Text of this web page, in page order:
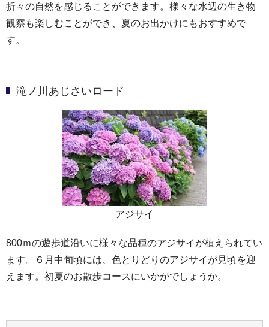
折々の自然を感じることができます。様々な水辺の生き物
観察も楽しむことができ、夏のお出かけにもおすすめで
す。
滝ノ川あじさいロード
アジサイ
800ｍの遊歩道沿いに様々な品種のアジサイが植えられてい
ます。６月中旬頃には、色とりどりのアジサイが見頃を迎
えます。初夏のお散歩コースにいかがでしょうか。